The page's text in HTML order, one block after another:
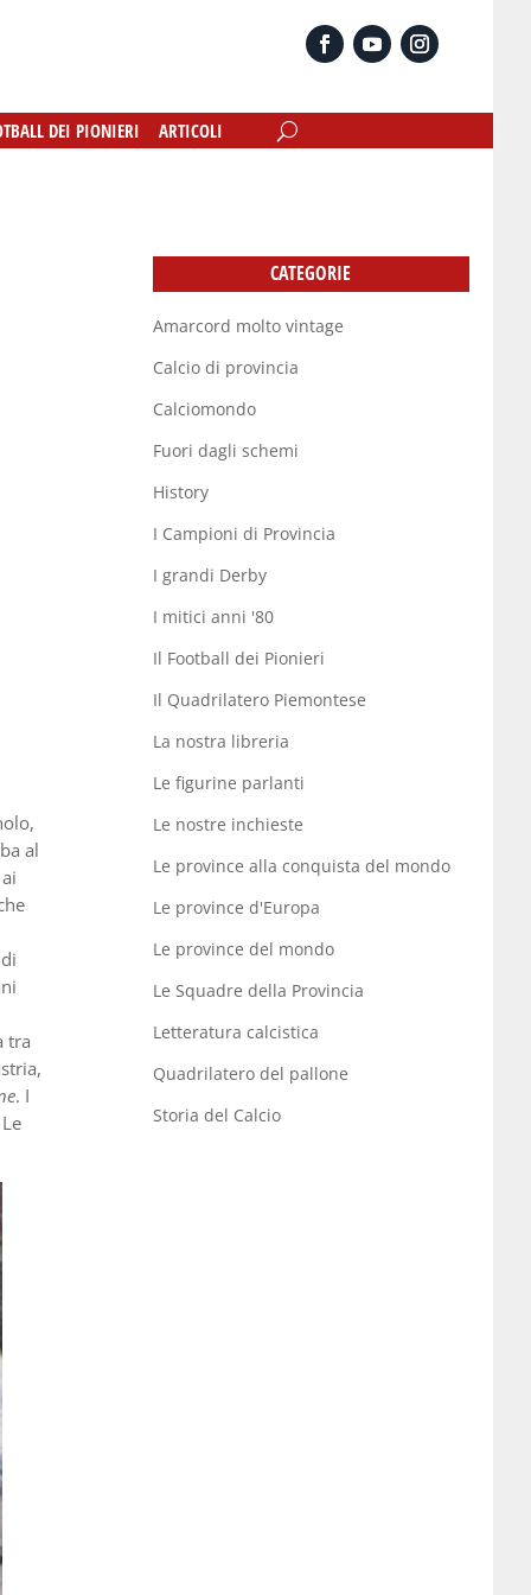
DEI PIONIERI ARTICOLI
DEI PIONIERI ARTICOLI
al
tra
. I
CATEGORIE
Amarcord molto vintage
Calcio di provincia
Calciomondo
Fuori dagli schemi
History
I Campioni di Provincia
I grandi Derby
I mitici anni '80
Il Football dei Pionieri
Il Quadrilatero Piemontese
La nostra libreria
Le figurine parlanti
Le nostre inchieste
Le province alla conquista del mondo
Le province d'Europa
Le province del mondo
Le Squadre della Provincia
Letteratura calcistica
Quadrilatero del pallone
Storia del Calcio